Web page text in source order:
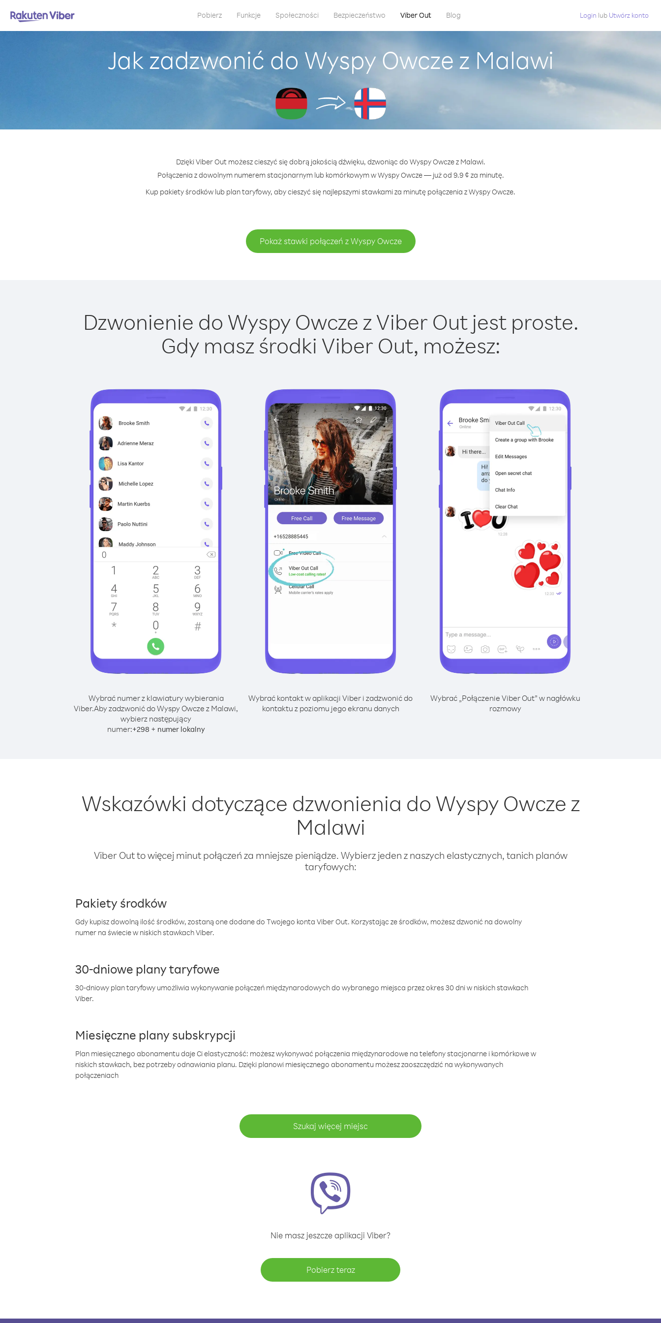
Pobierz Funkcje Społeczności Bezpieczeństwo Viber Out Blog Login lub Utwórz konto
Jak zadzwonić do Wyspy Owcze z Malawi
Dzięki Viber Out możesz cieszyć się dobrą jakością dźwięku, dzwoniąc do Wyspy Owcze z Malawi.
Połączenia z dowolnym numerem stacjonarnym lub komórkowym w Wyspy Owcze — już od 9.9 ¢ za minutę.
Kup pakiety środków lub plan taryfowy, aby cieszyć się najlepszymi stawkami za minutę połączenia z Wyspy Owcze.
Pokaż stawki połączeń z Wyspy Owcze
Dzwonienie do Wyspy Owcze z Viber Out jest proste.
Gdy masz środki Viber Out, możesz:
Wybrać numer z klawiatury wybierania
Viber.Aby zadzwonić do Wyspy Owcze z Malawi,
wybierz następujący
numer:+298 + numer lokalny
Wybrać kontakt w aplikacji Viber i zadzwonić do
kontaktu z poziomu jego ekranu danych
Wybrać „Połączenie Viber Out” w nagłówku
rozmowy
Wskazówki dotyczące dzwonienia do Wyspy Owcze z
Malawi
Viber Out to więcej minut połączeń za mniejsze pieniądze. Wybierz jeden z naszych elastycznych, tanich planów
taryfowych:
Pakiety środków
Gdy kupisz dowolną ilość środków, zostaną one dodane do Twojego konta Viber Out. Korzystając ze środków, możesz dzwonić na dowolny
numer na świecie w niskich stawkach Viber.
30-dniowe plany taryfowe
30-dniowy plan taryfowy umożliwia wykonywanie połączeń międzynarodowych do wybranego miejsca przez okres 30 dni w niskich stawkach
Viber.
Miesięczne plany subskrypcji
Plan miesięcznego abonamentu daje Ci elastyczność: możesz wykonywać połączenia międzynarodowe na telefony stacjonarne i komórkowe w
niskich stawkach, bez potrzeby odnawiania planu. Dzięki planowi miesięcznego abonamentu możesz zaoszczędzić na wykonywanych
połączeniach
Szukaj więcej miejsc
Nie masz jeszcze aplikacji Viber?
Pobierz teraz